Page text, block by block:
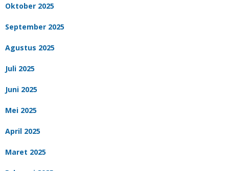
Oktober 2025
September 2025
Agustus 2025
Juli 2025
Juni 2025
Mei 2025
April 2025
Maret 2025